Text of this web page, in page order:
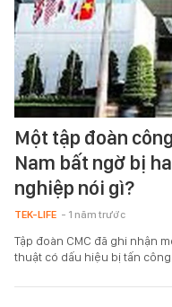
Một tập đoàn
Nam bất ngờ bị
nghiệp nói gì?
TEK-LIFE - 1 năm trước
Tập đoàn CMC đã ghi nhận
thuật có dấu hiệu bị tấn